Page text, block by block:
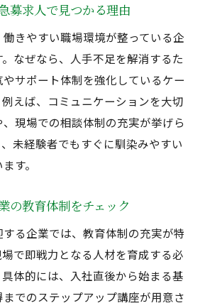
募求人で見つかる理由
きやすい職場環境が整っている企
なぜなら、人手不足を解消するた
サポート体制を強化しているケー
えば、コミュニケーションを大切
現場での相談体制の充実が挙げら
未経験者でもすぐに馴染みやすい
す。
の教育体制をチェック
る企業では、教育体制の充実が特
で即戦力となる人材を育成する必
体的には、入社直後から始まる基
でのステップアップ講座が用意さ